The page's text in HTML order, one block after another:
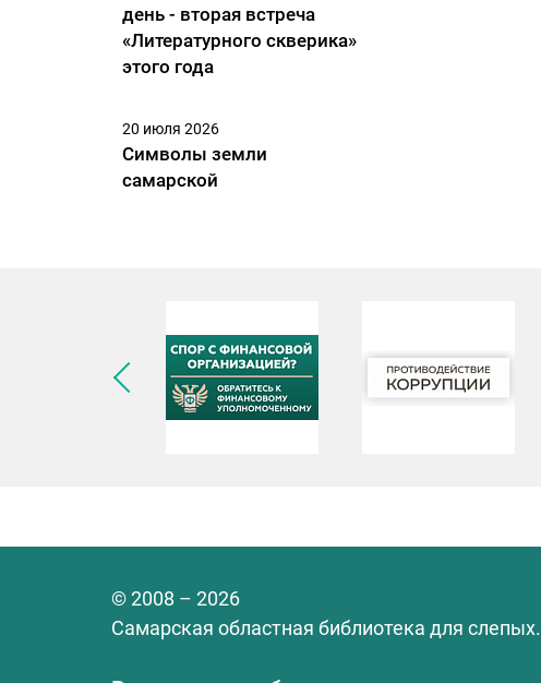
день - вторая встреча
«Литературного скверика»
этого года
20 июля 2026
Символы земли
самарской
© 2008 – 2026
Самарская областная библиотека для слепых.